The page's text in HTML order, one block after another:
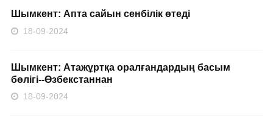
Шымкент: Апта сайын сенбілік өтеді
18-09-2024
Шымкент: Атажұртқа оралғандардың басым
бөлігі--Өзбекстаннан
18-09-2024